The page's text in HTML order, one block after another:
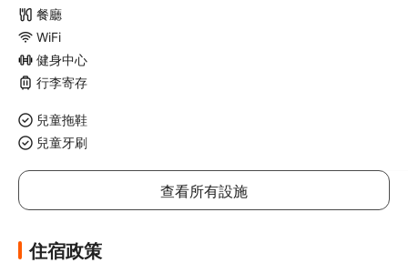
餐廳
WiFi
健身中心
行李寄存
兒童拖鞋
兒童牙刷
查看所有設施
住宿政策